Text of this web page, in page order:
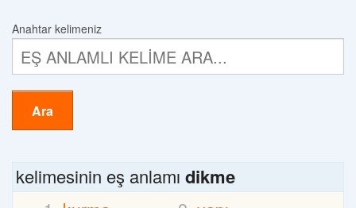
Anahtar kelimeniz
Ara
kelimesinin eş anlamı dikme